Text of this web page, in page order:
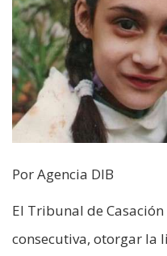
Por Agencia DIB
El Tribunal de
consecutiva, otorgar la